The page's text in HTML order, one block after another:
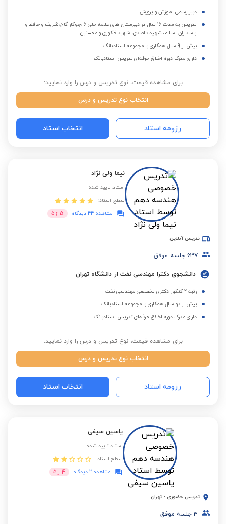
دبیر رسمی آموزش و پرورش
تدریس به مدت 16 سال در دبیرستان های علامه حلی 6 ،جوکار گاج،شریف و حافظ و
پاسداران اسلام، شهید قاصدی، شهید فکوری و محسنین
بیش از 9 سال همکاری با مجموعه استادبانک
دارای مدرک دوره اخلاق حرفه‌ای تدریس استادبانک
برای مشاهده قیمت، نوع تدریس و درس را وارد نمایید:
انتخاب نوع تدریس و درس
رزومه استاد انتخاب استاد
نیما ولی نژاد
استاد تایید شده
سطح استاد:
مشاهده 44 دیدگاه
5 از 5
تدریس آنلاین
637 جلسه موفق
دانشجوی دکترا مهندسی نفت از دانشگاه تهران
رتبه 2 کنکور دکتری تخصصی مهندسی نفت
بیش از دو سال همکاری با مجموعه استادبانک
دارای مدرک دوره اخلاق حرفه‌ای تدریس استادبانک
برای مشاهده قیمت، نوع تدریس و درس را وارد نمایید:
انتخاب نوع تدریس و درس
رزومه استاد انتخاب استاد
یاسین سیفی
استاد تایید شده
سطح استاد:
مشاهده 2 دیدگاه
4 از 5
تدریس حضوری - تهران
3 جلسه موفق